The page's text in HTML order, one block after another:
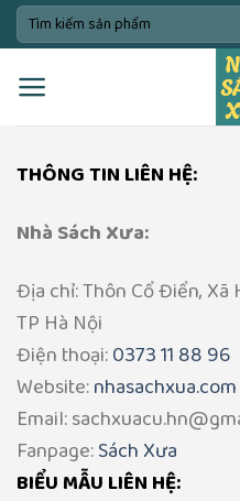
Skip
to
content
Tìm
kiếm:
THÔNG TIN LIÊN HỆ:
Nhà Sách Xưa:
Địa chỉ: Thôn Cổ Điển, Xã
TP Hà Nội
Điện thoại:0373 11 88 96
Website:nhasachxua.com
Email:
Fanpage:Sách Xưa
BIỂU MẪU LIÊN HỆ: